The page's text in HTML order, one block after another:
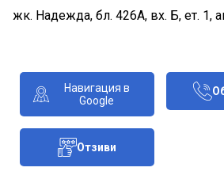
жк. Надежда, бл. 426А, вх. Б, ет. 1,
Навигация в
Google
Отзиви